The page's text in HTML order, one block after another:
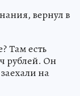
вернул в
Там есть
рублей. Он
на